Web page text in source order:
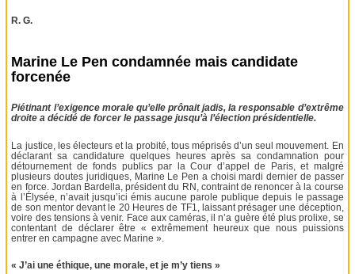
R. G.
Marine Le Pen condamnée mais candidate
forcenée
Piétinant l’exigence morale qu’elle prônait jadis, la responsable d’extrême
droite a décidé de forcer le passage jusqu’à l’élection présidentielle.
La justice, les électeurs et la probité, tous méprisés d’un seul mouvement. En
déclarant sa candidature quelques heures après sa condamnation pour
détournement de fonds publics par la Cour d’appel de Paris, et malgré
plusieurs doutes juridiques, Marine Le Pen a choisi mardi dernier de passer
en force. Jordan Bardella, président du RN, contraint de renoncer à la course
à l’Élysée, n’avait jusqu’ici émis aucune parole publique depuis le passage
de son mentor devant le 20 Heures de TF1, laissant présager une déception,
voire des tensions à venir. Face aux caméras, il n’a guère été plus prolixe, se
contentant de déclarer être « extrêmement heureux que nous puissions
entrer en campagne avec Marine ».
« J’ai une éthique, une morale, et je m’y tiens »